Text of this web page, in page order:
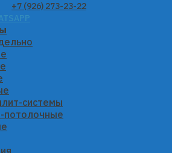
+7 (926) 273-23-22
системы
потолочные